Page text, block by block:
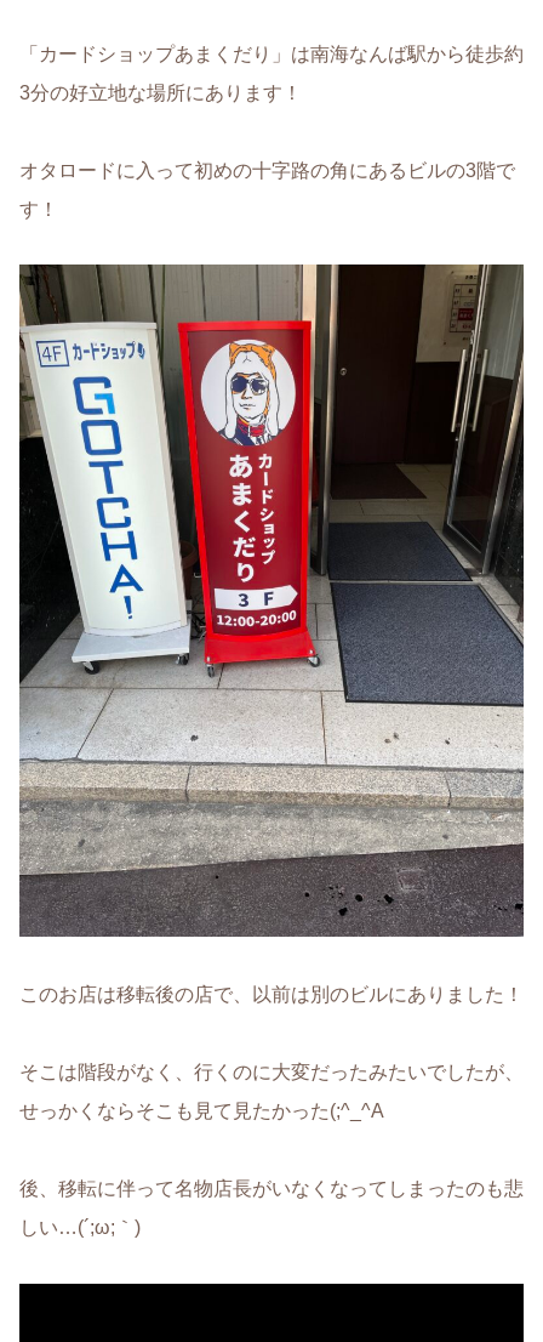
「カードショップあまくだり」は南海なんば駅から徒歩約
3分の好立地な場所にあります！
オタロードに入って初めの十字路の角にあるビルの3階で
す！
このお店は移転後の店で、以前は別のビルにありました！
そこは階段がなく、行くのに大変だったみたいでしたが、
せっかくならそこも見て見たかった(;^_^A
後、移転に伴って名物店長がいなくなってしまったのも悲
しい…(´;ω;｀)